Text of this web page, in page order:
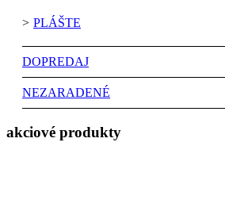
PLÁŠTE
DOPREDAJ
NEZARADENÉ
akciové produkty